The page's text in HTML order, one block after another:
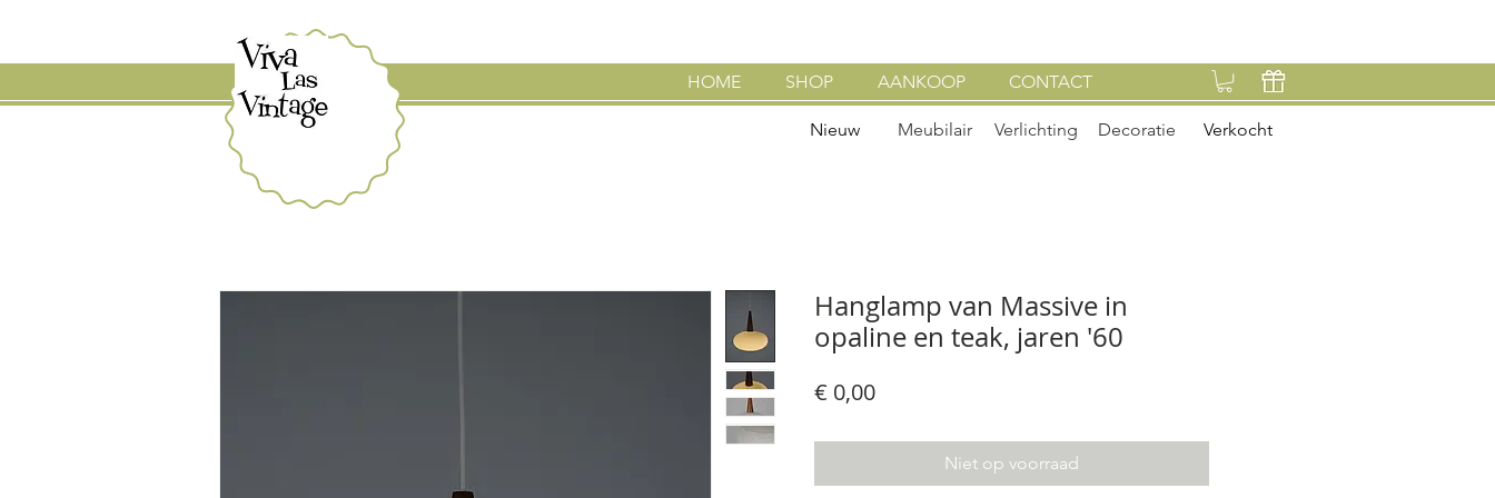
HOME SHOP AANKOOP CONTACT
Hanglamp van Massive in
opaline en teak, jaren '60
€ 0,00Prijs
Niet op voorraad
Nieuw Meubilair Verlichting Decoratie Verkocht